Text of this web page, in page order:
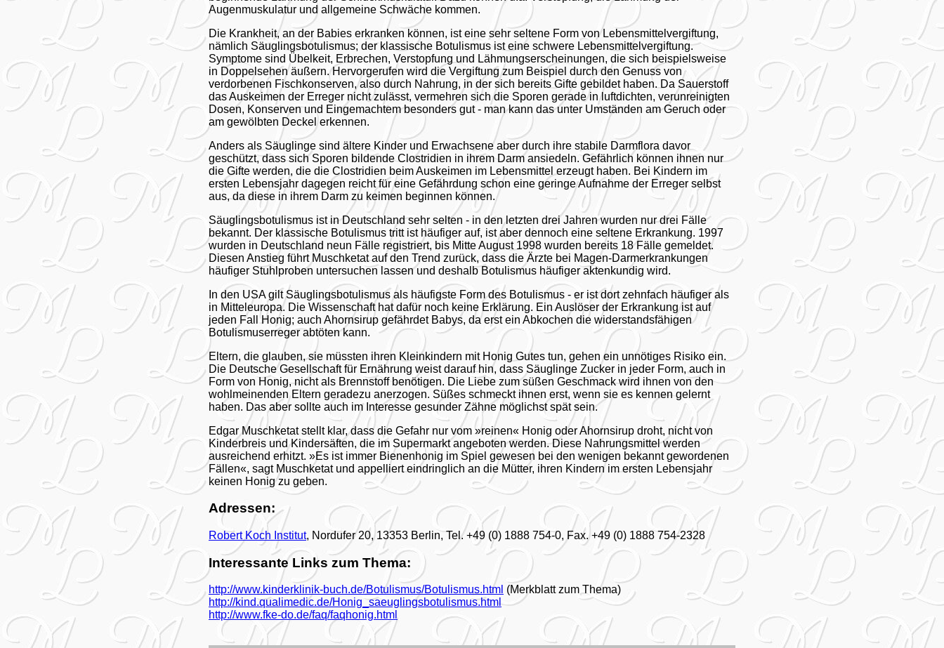
Augenmuskulatur und allgemeine Schwäche kommen.
Die Krankheit, an der Babies erkranken können, ist eine sehr seltene Form von Lebensmittelvergiftung,
nämlich Säuglingsbotulismus; der klassische Botulismus ist eine schwere Lebensmittelvergiftung.
Symptome sind Übelkeit, Erbrechen, Verstopfung und Lähmungserscheinungen, die sich beispielsweise
in Doppelsehen äußern. Hervorgerufen wird die Vergiftung zum Beispiel durch den Genuss von
verdorbenen Fischkonserven, also durch Nahrung, in der sich bereits Gifte gebildet haben. Da Sauerstoff
das Auskeimen der Erreger nicht zulässt, vermehren sich die Sporen gerade in luftdichten, verunreinigten
Dosen, Konserven und Eingemachtem besonders gut - man kann das unter Umständen am Geruch oder
am gewölbten Deckel erkennen.
Anders als Säuglinge sind ältere Kinder und Erwachsene aber durch ihre stabile Darmflora davor
geschützt, dass sich Sporen bildende Clostridien in ihrem Darm ansiedeln. Gefährlich können ihnen nur
die Gifte werden, die die Clostridien beim Auskeimen im Lebensmittel erzeugt haben. Bei Kindern im
ersten Lebensjahr dagegen reicht für eine Gefährdung schon eine geringe Aufnahme der Erreger selbst
aus, da diese in ihrem Darm zu keimen beginnen können.
Säuglingsbotulismus ist in Deutschland sehr selten - in den letzten drei Jahren wurden nur drei Fälle
bekannt. Der klassische Botulismus tritt ist häufiger auf, ist aber dennoch eine seltene Erkrankung. 1997
wurden in Deutschland neun Fälle registriert, bis Mitte August 1998 wurden bereits 18 Fälle gemeldet.
Diesen Anstieg führt Muschketat auf den Trend zurück, dass die Ärzte bei Magen-Darmerkrankungen
häufiger Stuhlproben untersuchen lassen und deshalb Botulismus häufiger aktenkundig wird.
In den USA gilt Säuglingsbotulismus als häufigste Form des Botulismus - er ist dort zehnfach häufiger als
in Mitteleuropa. Die Wissenschaft hat dafür noch keine Erklärung. Ein Auslöser der Erkrankung ist auf
jeden Fall Honig; auch Ahornsirup gefährdet Babys, da erst ein Abkochen die widerstandsfähigen
Botulismuserreger abtöten kann.
Eltern, die glauben, sie müssten ihren Kleinkindern mit Honig Gutes tun, gehen ein unnötiges Risiko ein.
Die Deutsche Gesellschaft für Ernährung weist darauf hin, dass Säuglinge Zucker in jeder Form, auch in
Form von Honig, nicht als Brennstoff benötigen. Die Liebe zum süßen Geschmack wird ihnen von den
wohlmeinenden Eltern geradezu anerzogen. Süßes schmeckt ihnen erst, wenn sie es kennen gelernt
haben. Das aber sollte auch im Interesse gesunder Zähne möglichst spät sein.
Edgar Muschketat stellt klar, dass die Gefahr nur vom »reinen« Honig oder Ahornsirup droht, nicht von
Kinderbreis und Kindersäften, die im Supermarkt angeboten werden. Diese Nahrungsmittel werden
ausreichend erhitzt. »Es ist immer Bienenhonig im Spiel gewesen bei den wenigen bekannt gewordenen
Fällen«, sagt Muschketat und appelliert eindringlich an die Mütter, ihren Kindern im ersten Lebensjahr
keinen Honig zu geben.
Adressen:
Robert Koch Institut, Nordufer 20, 13353 Berlin, Tel. +49 (0) 1888 754-0, Fax. +49 (0) 1888 754-2328
Interessante Links zum Thema:
http://www.kinderklinik-buch.de/Botulismus/Botulismus.html (Merkblatt zum Thema)
http://kind.qualimedic.de/Honig_saeuglingsbotulismus.html
http://www.fke-do.de/faq/faqhonig.html